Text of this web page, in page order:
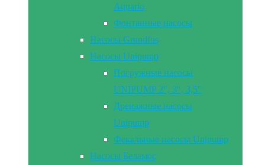
Aquario
Фонтанные насосы
Насосы Grundfos
Насосы Unipump
Погружные насосы
UNIPUMP 2″, 3″, 3,5″
Дренажные насосы
Unipump
Фекальные насосы Unipump
Насосы Беламос